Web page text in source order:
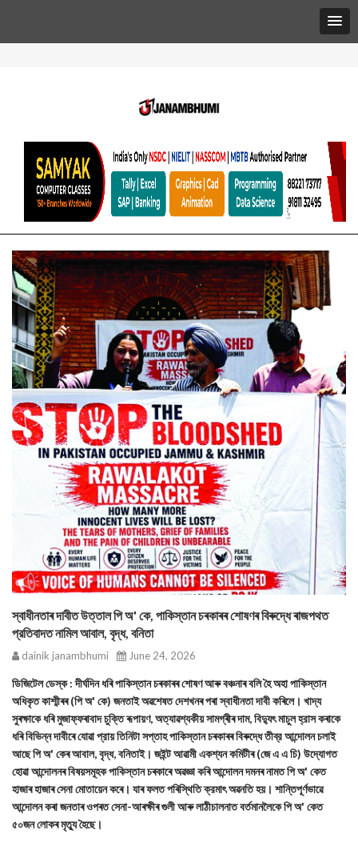
স্বাধীনতাৰ দাবীত উত্তাল পি অ' কে, পাকিস্তান চৰকাৰৰ শোষণৰ বিৰুদ্ধে ৰাজপথত
প্রতিবাদত নামিল আবাল, বৃদ্ধ, বনিতা
dainik janambhumi June 24, 2026
ডিজিটেল ডেস্ক : দীর্ঘদিন ধৰি পাকিস্তান চৰকাৰৰ শোষণ আৰু বঞ্চনাৰ বলি হৈ অহা পাকিস্তান
অধিকৃত কাশ্মীৰৰ (পি অ' কে) জনতাই অৱশেষত দেশখনৰ পৰা স্বাধীনতা দাবী কৰিলে। খাদ্য
সুৰক্ষাকে ধৰি মুজাফ্ফৰাবাদ চুক্তি ৰূপায়ণ, অত্যাৱশ্যকীয় সামগ্ৰীৰ দাম, বিদ্যুৎ মাচুল হ্রাস কৰাকে
ধৰি বিভিন্ন দাবীৰে যোৱা প্রায় তিনিটা সপ্তাহ পাকিস্তান চৰকাৰৰ বিৰুদ্ধে তীব্র আন্দোলন চলাই
আছে পি অ' কেৰ আবাল, বৃদ্ধ, বনিতাই। জইন্ট আৱামী একশ্যন কমিটীৰ (জে এ এ চি) উদ্যোগত
হোৱা আন্দোলনৰ বিষয়সমূহক পাকিস্তান চৰকাৰে অৱজ্ঞা কৰি আন্দোলন দমনৰ নামত পি অ' কেত
হাজাৰ হাজাৰ সেনা মোতায়েন কৰে। যাৰ ফলত পৰিস্থিতি ক্রমাৎ অৱনতি হয়। শান্তিপূর্ণভাৱে
আন্দোলন কৰা জনতাৰ ওপৰত সেনা-আৰক্ষীৰ গুলী আৰু লাঠীচালনাত বর্তমানলৈকে পি অ' কেত
৫০জন লোকৰ মৃত্যু হৈছে।